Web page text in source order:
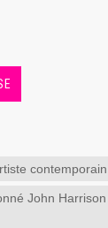
contemporain
John Harrison